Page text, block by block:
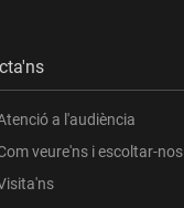
a l'audiència
veure'ns i escoltar-nos